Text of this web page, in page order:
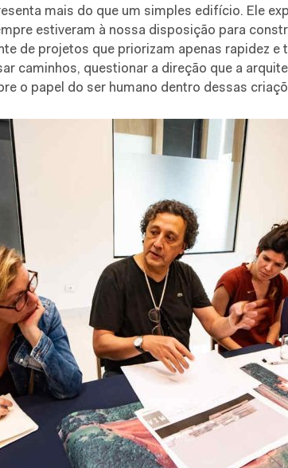
mais do que um simples edifício. Ele
estiveram à nossa disposição para
de projetos que priorizam apenas rapidez e
caminhos, questionar a direção que a
o papel do ser humano dentro dessas